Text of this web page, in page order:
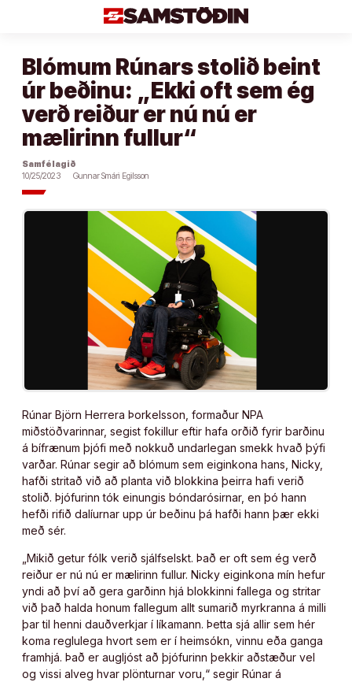
Blómum Rúnars stolið beint
úr beðinu: „Ekki oft sem ég
verð reiður er nú nú er
mælirinn fullur“
Samfélagið
10/25/2023
Gunnar Smári Egilsson
Rúnar Björn Herrera Þorkelsson, formaður NPA
miðstöðvarinnar, segist fokillur eftir hafa orðið fyrir barðinu
á bífrænum þjófi með nokkuð undarlegan smekk hvað þýfi
varðar. Rúnar segir að blómum sem eiginkona hans, Nicky,
hafði stritað við að planta við blokkina þeirra hafi verið
stolið. Þjófurinn tók einungis bóndarósirnar, en þó hann
hefði rifið dalíurnar upp úr beðinu þá hafði hann þær ekki
með sér.
„Mikið getur fólk verið sjálfselskt. Það er oft sem ég verð
reiður er nú nú er mælirinn fullur. Nicky eiginkona mín hefur
yndi að því að gera garðinn hjá blokkinni fallega og stritar
við það halda honum fallegum allt sumarið myrkranna á milli
þar til henni dauðverkjar í líkamann. Þetta sjá allir sem hér
koma reglulega hvort sem er í heimsókn, vinnu eða ganga
framhjá. Það er augljóst að þjófurinn þekkir aðstæður vel
og vissi alveg hvar plönturnar voru,“ segir Rúnar á